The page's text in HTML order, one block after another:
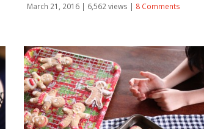
March 21, 2016 | 6,562 views | 8 Comments